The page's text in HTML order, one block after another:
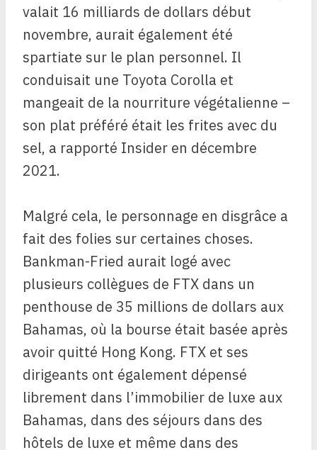
valait 16 milliards de dollars début
novembre, aurait également été
spartiate sur le plan personnel. Il
conduisait une Toyota Corolla et
mangeait de la nourriture végétalienne –
son plat préféré était les frites avec du
sel, a rapporté Insider en décembre
2021.
Malgré cela, le personnage en disgrâce a
fait des folies sur certaines choses.
Bankman-Fried aurait logé avec
plusieurs collègues de FTX dans un
penthouse de 35 millions de dollars aux
Bahamas, où la bourse était basée après
avoir quitté Hong Kong. FTX et ses
dirigeants ont également dépensé
librement dans l’immobilier de luxe aux
Bahamas, dans des séjours dans des
hôtels de luxe et même dans des